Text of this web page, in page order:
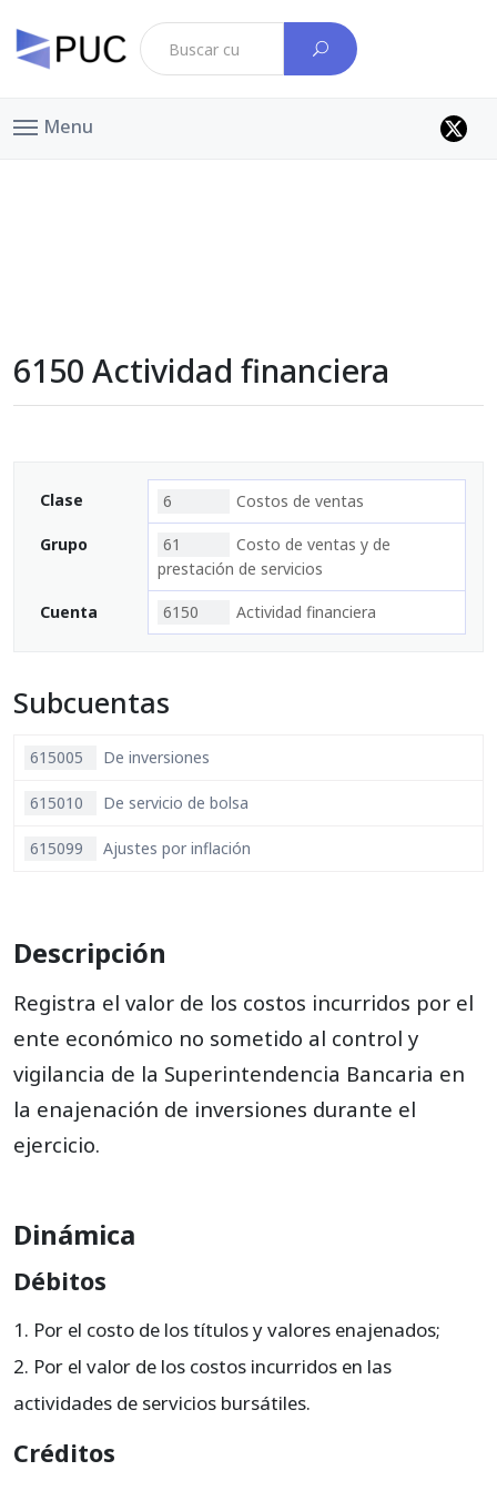
Menu
6150 Actividad financiera
Clase 6 Costos de ventas
Grupo 61
Costo de ventas y de
prestación de servicios
Cuenta 6150 Actividad financiera
Subcuentas
615005 De inversiones
615010 De servicio de bolsa
615099 Ajustes por inflación
Descripción
Registra el valor de los costos incurridos por el
ente económico no sometido al control y
vigilancia de la Superintendencia Bancaria en
la enajenación de inversiones durante el
ejercicio.
Dinámica
Débitos
Por el costo de los títulos y valores enajenados;
Por el valor de los costos incurridos en las
actividades de servicios bursátiles.
Créditos